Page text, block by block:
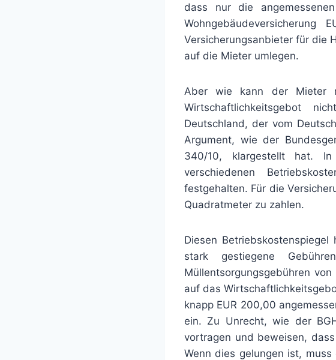
dass nur die
Versicherungsanbieter für die
auf die Mieter umlegen.
Aber wie kann der Mieter
Wirtschaftlichkeitsgebot
Deutschland, der vom
Argument, wie der
340/10, klargestellt hat.
verschiedenen
festgehalten. Für die
Quadratmeter zu zahlen.
Diesen
stark gestiegene
Müllentsorgungsgebühren
auf das
knapp EUR 200,00
ein. Zu Unrecht, wie der
vortragen und beweisen,
Wenn dies gelungen ist,